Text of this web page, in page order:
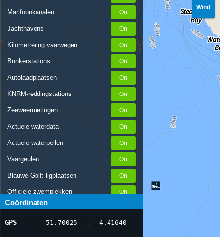
Marifoonkanalen
Jachthavens
Kilometrering vaarwegen
Bunkerstations
Autolaadplaatsen
KNRM-reddingstations
Zeeweermetingen
Actuele waterdata
Actuele waterpeilen
Vaargeulen
Blauwe Golf: ligplaatsen
Officiele zwemplekken
Stremmingen/hinder
AIS scheepsposities
Coördinaten
GPS 51.70025 4.41640
Wind